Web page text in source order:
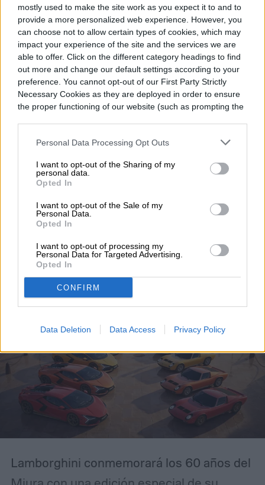
mostly used to make the site work as you expect it to and to
provide a more personalized web experience. However, you
can choose not to allow certain types of cookies, which may
impact your experience of the site and the services we are
able to offer. Click on the different category headings to find
out more and change our default settings according to your
preference. You cannot opt-out of our First Party Strictly
Necessary Cookies as they are deployed in order to ensure
the proper functioning of our website (such as prompting the
Personal Data Processing Opt Outs
I want to opt-out of the Sharing of my
personal data.
Opted In
I want to opt-out of the Sale of my
Personal Data.
Opted In
I want to opt-out of processing my
Personal Data for Targeted Advertising.
Opted In
CONFIRM
Data Deletion Data Access Privacy Policy
Topics
NoticiasHomepage
AUTOS
Lamborghini revive la
leyenda del Miura con un
exclusivo Revuelto
Lamborghini conmemorará los 60 años del